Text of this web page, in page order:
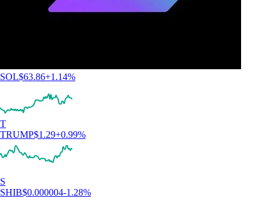
SOL$63.86+1.14%
T
TRUMP$1.29+0.99%
S
SHIB$0.000004-1.28%